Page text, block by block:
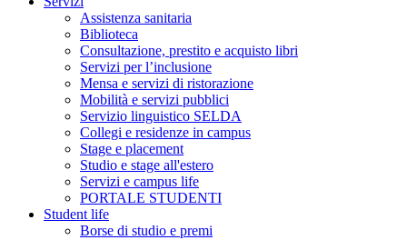
Assistenza sanitaria
Biblioteca
Consultazione, prestito e acquisto libri
Servizi per l’inclusione
Mensa e servizi di ristorazione
Mobilità e servizi pubblici
Servizio linguistico SELDA
Collegi e residenze in campus
Stage e placement
Studio e stage all'estero
Servizi e campus life
PORTALE STUDENTI
Student life
Borse di studio e premi